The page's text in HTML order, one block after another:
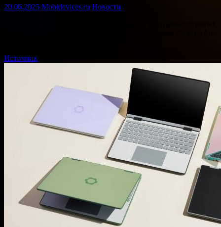
20.06.2025 Mobidevices.ru Новости
Источник